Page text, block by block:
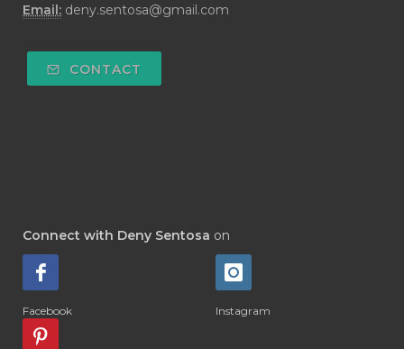
#DEODORANT
#DEPLETION
#DEPOK
#DETOKS
#DIAPERCREAM
#DIARRHOEA
#DIET
#diffuse
#DIFFUSER
Email: deny.sentosa@gmail.com
CONTACT
Connect with Deny Sentosa on
Facebook Instagram